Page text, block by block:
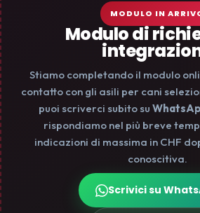
MODULO IN
Modulo di
Stiamo completando il modulo
contatto con gli asili per cani
puoi scriverci subito su
rispondiamo nel più breve
indicazioni di massima in CHF
conoscitiva.
Scrivici su